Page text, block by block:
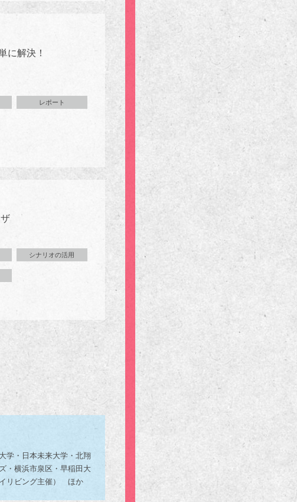
に解決！
レポート
シナリオの活用
学・日本未来大学・北翔
・横浜市泉区・早稲田大
イリビング主催） ほか